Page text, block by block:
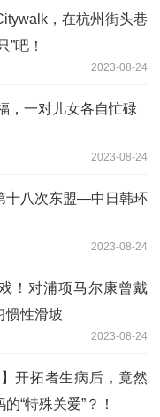
，在杭州街头巷
”吧！
2023-08-24
，一对儿女各自忙碌
2023-08-24
十八次东盟—中日韩环
2023-08-24
！对浦项马尔康曾戴
惯性滑坡
2023-08-24
开拓者生病后，竟然
“特殊关爱”？！